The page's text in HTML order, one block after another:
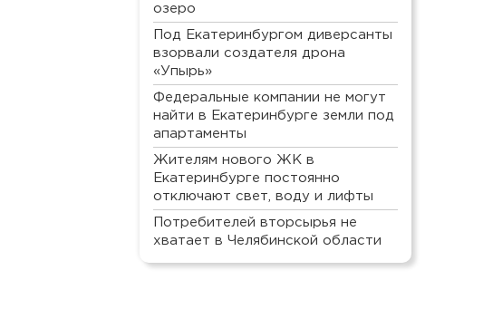
озеро
Под Екатеринбургом диверсанты
взорвали создателя дрона
«Упырь»
Федеральные компании не могут
найти в Екатеринбурге земли под
апартаменты
Жителям нового ЖК в
Екатеринбурге постоянно
отключают свет, воду и лифты
Потребителей вторсырья не
хватает в Челябинской области